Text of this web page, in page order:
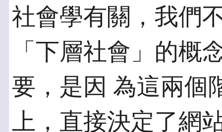
社會學有關，我們
「下層社會」的概
要，是因 為這兩個
上，直接決定了網